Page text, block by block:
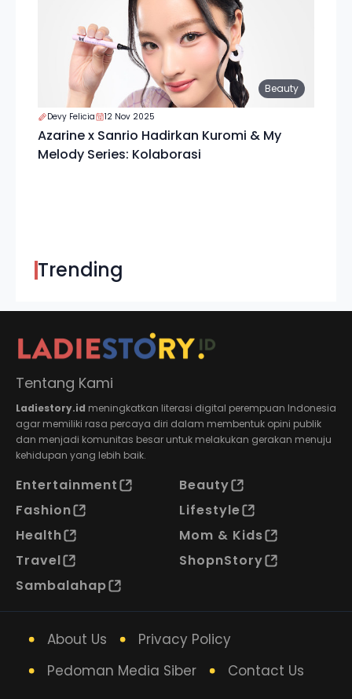
Beauty
Devy Felicia 12 Nov 2025
Azarine x Sanrio Hadirkan Kuromi & My
Melody Series: Kolaborasi
Trending
Tentang Kami
Ladiestory.id meningkatkan literasi digital perempuan Indonesia
agar memiliki rasa percaya diri dalam membentuk opini publik
dan menjadi komunitas besar untuk melakukan gerakan menuju
kehidupan yang lebih baik.
Entertainment
Beauty
Fashion
Lifestyle
Health
Mom & Kids
Travel
ShopnStory
Sambalahap
About Us
Privacy Policy
Pedoman Media Siber
Contact Us